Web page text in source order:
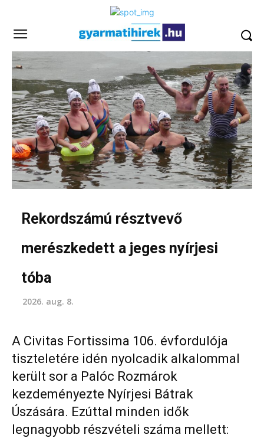
Rekordszámú résztvevő
merészkedett a jeges nyírjesi
tóba
2026. aug. 8.
A Civitas Fortissima 106. évfordulója
tiszteletére idén nyolcadik alkalommal
került sor a Palóc Rozmárok
kezdeményezte Nyírjesi Bátrak
Úszására. Ezúttal minden idők
legnagyobb részvételi száma mellett: